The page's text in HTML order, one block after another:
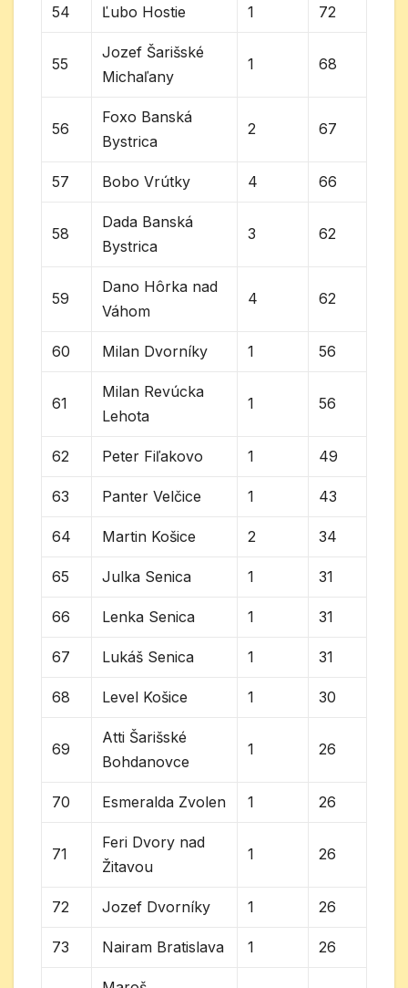
54 Ľubo Hostie 1 72
55
Jozef Šarišské
Michaľany
1 68
56
Foxo Banská
Bystrica
2 67
57 Bobo Vrútky 4 66
58
Dada Banská
Bystrica
3 62
59
Dano Hôrka nad
Váhom
4 62
60 Milan Dvorníky 1 56
61
Milan Revúcka
Lehota
1 56
62 Peter Fiľakovo 1 49
63 Panter Velčice 1 43
64 Martin Košice 2 34
65 Julka Senica 1 31
66 Lenka Senica 1 31
67 Lukáš Senica 1 31
68 Level Košice 1 30
69
Atti Šarišské
Bohdanovce
1 26
70 Esmeralda Zvolen 1 26
71
Feri Dvory nad
Žitavou
1 26
72 Jozef Dvorníky 1 26
73 Nairam Bratislava 1 26